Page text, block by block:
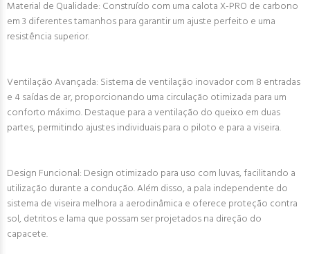
Material de Qualidade: Construído com uma calota X-PRO de carbono
em 3 diferentes tamanhos para garantir um ajuste perfeito e uma
resistência superior.
Ventilação Avançada: Sistema de ventilação inovador com 8 entradas
e 4 saídas de ar, proporcionando uma circulação otimizada para um
conforto máximo. Destaque para a ventilação do queixo em duas
partes, permitindo ajustes individuais para o piloto e para a viseira.
Design Funcional: Design otimizado para uso com luvas, facilitando a
utilização durante a condução. Além disso, a pala independente do
sistema de viseira melhora a aerodinâmica e oferece proteção contra
sol, detritos e lama que possam ser projetados na direção do
capacete.